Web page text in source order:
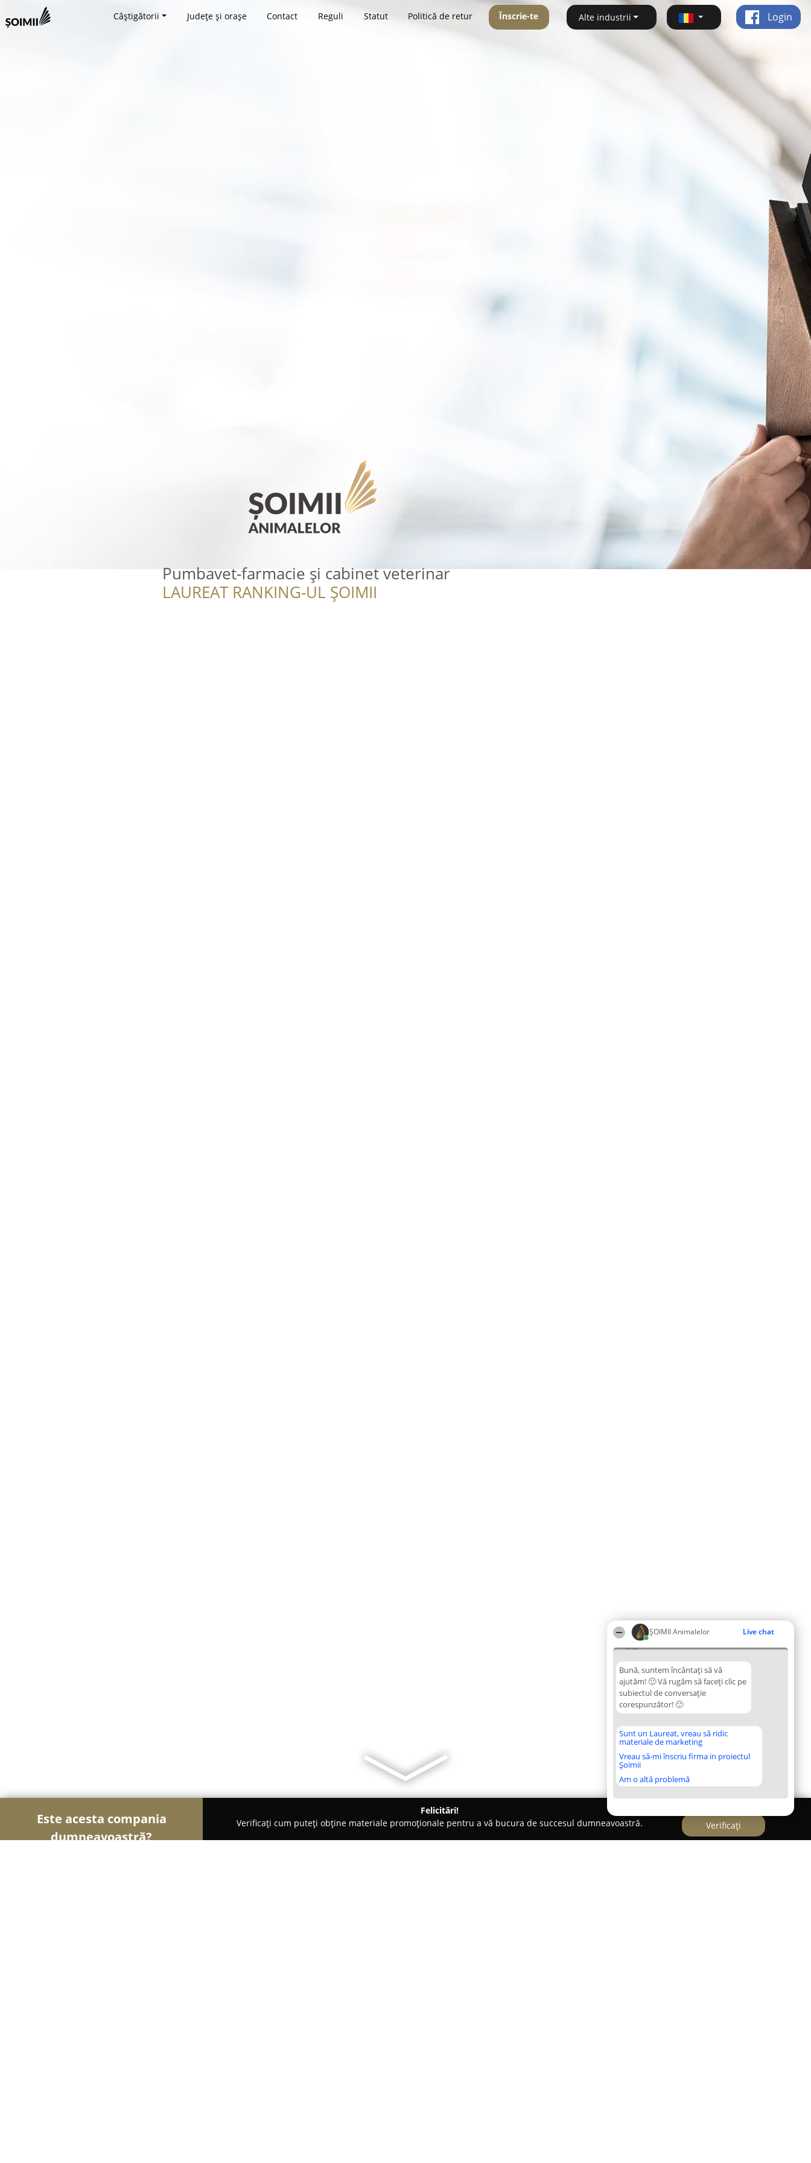
ŞOIMII Animalelor Live chat
16:52
Bună, suntem încântați să vă
ajutăm! 🙂 Vă rugăm să faceți clic pe
subiectul de conversație
corespunzător! 🙂
Sunt un Laureat, vreau să ridic
materiale de marketing
Vreau să-mi înscriu firma in proiectul
Șoimii
Am o altă problemă
Câștigătorii Județe și orașe Contact Reguli Statut Politică de retur Înscrie-te Alte industrii Login
Pumbavet-farmacie și cabinet veterinar
LAUREAT RANKING-UL ȘOIMII
Este acesta compania
dumneavoastră?
Felicitări!
Verificați cum puteți obține materiale promoționale pentru a vă bucura de succesul dumneavoastră.
Verificați